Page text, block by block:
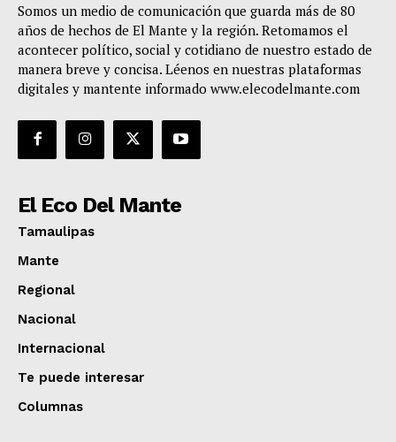
Somos un medio de comunicación que guarda más de 80
años de hechos de El Mante y la región. Retomamos el
acontecer político, social y cotidiano de nuestro estado de
manera breve y concisa. Léenos en nuestras plataformas
digitales y mantente informado www.elecodelmante.com
El Eco Del Mante
Tamaulipas
Mante
Regional
Nacional
Internacional
Te puede interesar
Columnas